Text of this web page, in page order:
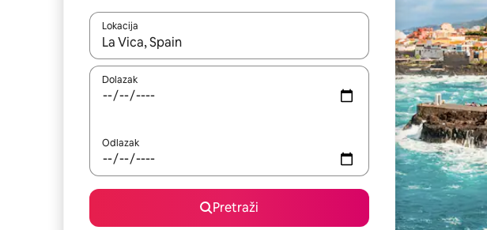
Lokacija
Kada budu dostupni rezultati, moći ćete ih pregledati koristeći se
Dolazak
Odlazak
Pretraži